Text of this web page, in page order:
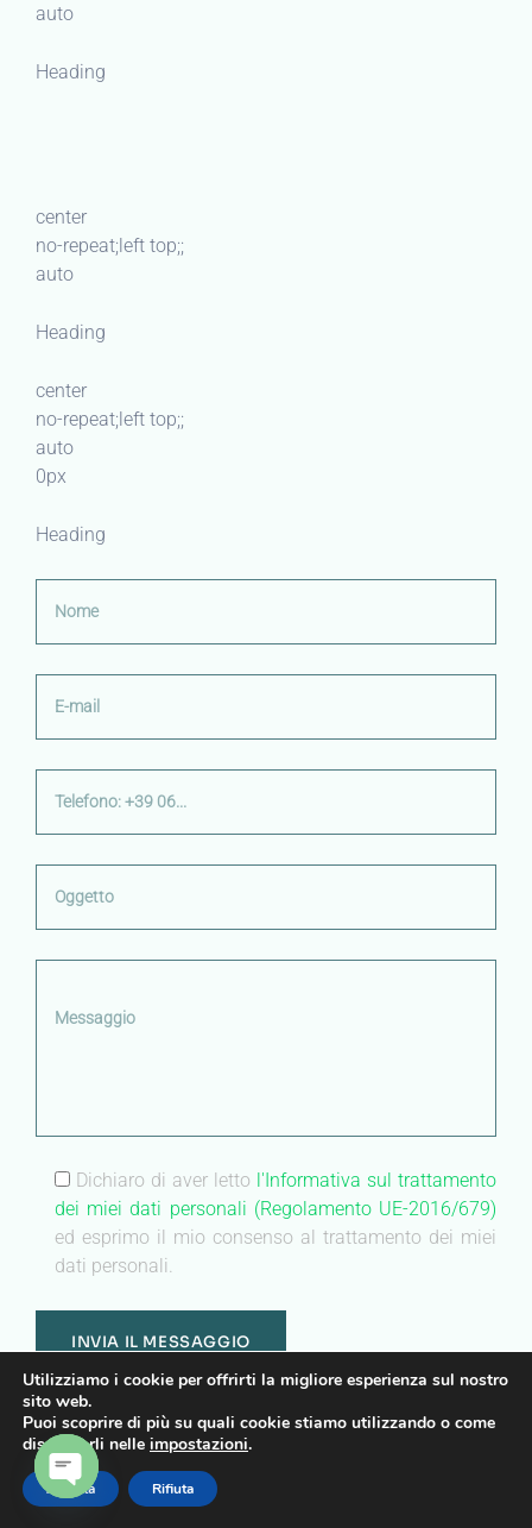
auto
Heading
center
no-repeat;left top;;
auto
Heading
center
no-repeat;left top;;
auto
0px
Heading
Dichiaro di aver letto l'Informativa sul trattamento
dei miei dati personali (Regolamento UE-2016/679)
ed esprimo il mio consenso al trattamento dei miei
dati personali.
center
no-repeat;left top;;
auto
Utilizziamo i cookie per offrirti la migliore esperienza sul nostro
sito web.
Puoi scoprire di più su quali cookie stiamo utilizzando o come
disattivarli nelle impostazioni.
Accetta Rifiuta
OPEN